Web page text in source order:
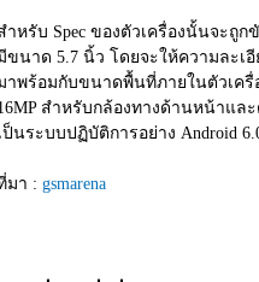
ำหรับ Spec ของตัวเครื่องนั้นจะถูก
ขนาด 5.7 นิ้ว โดยจะให้ความละเ
าพร้อมกับขนาดพื้นที่ภายในตัวเครื่
สำหรับกล้องทางด้านหน้าแล
ป็นระบบปฏิบัติการอย่าง Android
มา : gsmarena